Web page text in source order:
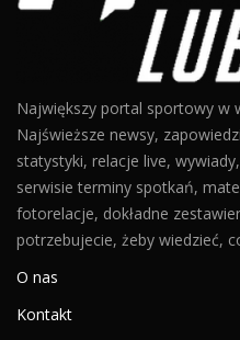
Największy portal sportowy w
Najświeższe newsy,
statystyki, relacje live,
serwisie terminy spotkań,
fotorelacje, dokładne
potrzebujecie, żeby wiedzieć,
O nas
Kontakt